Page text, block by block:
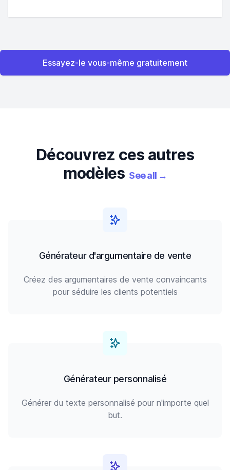
Essayez-le vous-même gratuitement
Découvrez ces autres
modèles See all →
Générateur d'argumentaire de vente
Créez des argumentaires de vente convaincants
pour séduire les clients potentiels
Générateur personnalisé
Générer du texte personnalisé pour n'importe quel
but.